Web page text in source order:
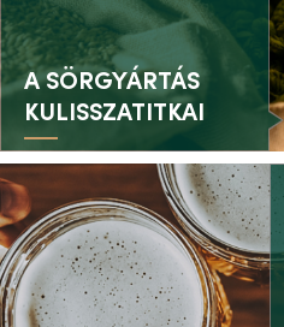
A SÖRGYÁRTÁS
KULISSZATITKAI